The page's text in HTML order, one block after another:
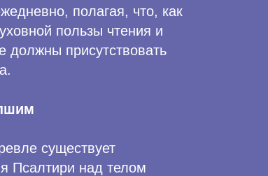
полагая, что, как
пользы чтения и
должны присутствовать
существует
Псалтири над телом